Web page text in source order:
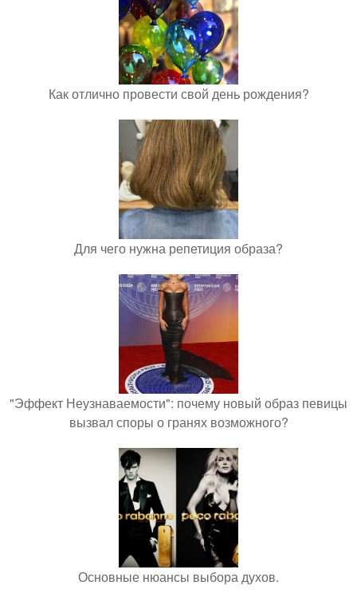
Как отлично провести свой день рождения?
Для чего нужна репетиция образа?
"Эффект Неузнаваемости": почему новый образ певицы
вызвал споры о гранях возможного?
Основные нюансы выбора духов.